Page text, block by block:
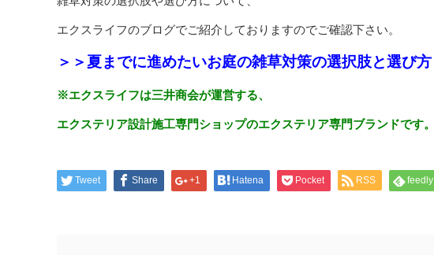
エクスライフのブログでご紹介しておりますのでご確認下さい。
＞＞夏までに進めたいお庭の雑草対策の選択肢と選び方
※エクスライフは三井商会が運営する、
エクステリア設計施工専門ショップのエクステリア専門ブランドです。
Tweet Share +1 Hatena Pocket RSS feedly